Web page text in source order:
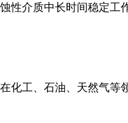
性介质中长时间稳定工
化工、石油、天然气等